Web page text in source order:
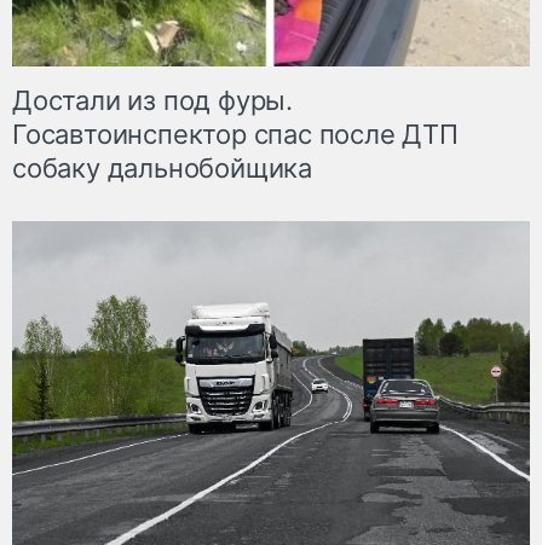
Достали из под фуры.
Госавтоинспектор спас после ДТП
собаку дальнобойщика